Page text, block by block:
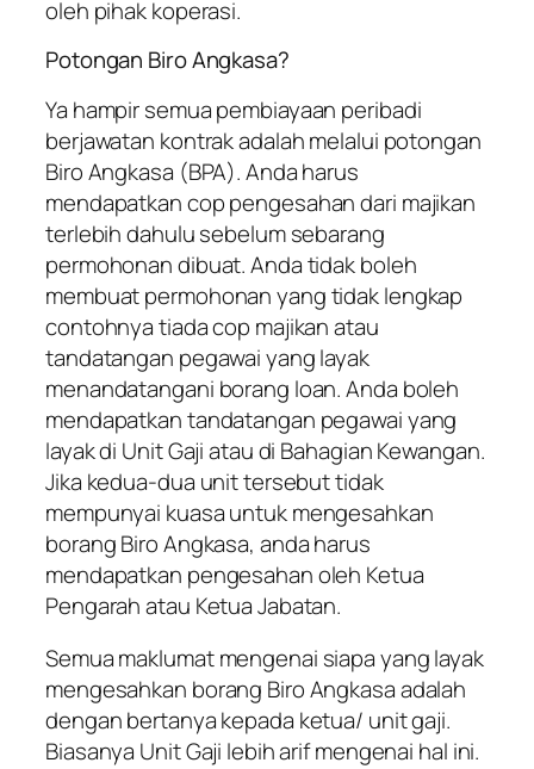
oleh pihak koperasi.
Potongan Biro Angkasa?
Ya hampir semua pembiayaan peribadi
berjawatan kontrak adalah melalui potongan
Biro Angkasa (BPA). Anda harus
mendapatkan cop pengesahan dari majikan
terlebih dahulu sebelum sebarang
permohonan dibuat. Anda tidak boleh
membuat permohonan yang tidak lengkap
contohnya tiada cop majikan atau
tandatangan pegawai yang layak
menandatangani borang loan. Anda boleh
mendapatkan tandatangan pegawai yang
layak di Unit Gaji atau di Bahagian Kewangan.
Jika kedua-dua unit tersebut tidak
mempunyai kuasa untuk mengesahkan
borang Biro Angkasa, anda harus
mendapatkan pengesahan oleh Ketua
Pengarah atau Ketua Jabatan.
Semua maklumat mengenai siapa yang layak
mengesahkan borang Biro Angkasa adalah
dengan bertanya kepada ketua/ unit gaji.
Biasanya Unit Gaji lebih arif mengenai hal ini.